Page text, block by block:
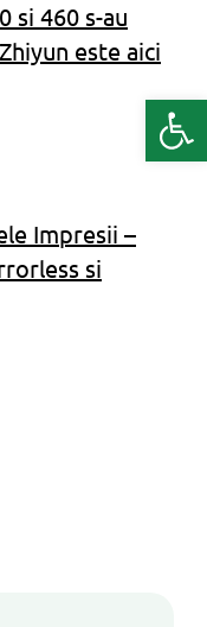
si 460 s-au
este aici
Impresii –
si